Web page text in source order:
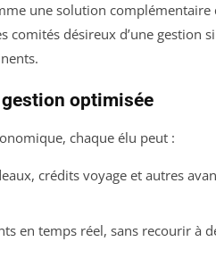
une solution
comités désireux d’une gestion
optimisée
chaque élu peut :
crédits voyage et autres
en temps réel, sans recourir à